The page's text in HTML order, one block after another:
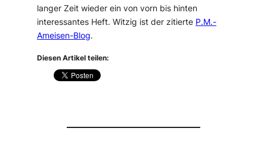
langer Zeit wieder ein von vorn bis hinten
interessantes Heft. Witzig ist der zitierte P.M.-
Ameisen-Blog.
Diesen Artikel teilen: